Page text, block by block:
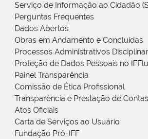
Serviço de Informação ao Cidadão
Perguntas Frequentes
Dados Abertos
Obras em Andamento e Concluídas
Processos Administrativos
Proteção de Dados Pessoais no
Painel Transparência
Comissão de Ética Profissional
Transparência e Prestação de Contas
Atos Oficiais
Carta de Serviços ao Usuário
Fundação Pró-IFF